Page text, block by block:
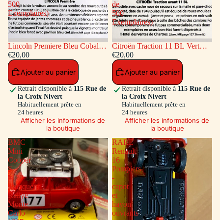
500
Exemplaires)
Lincoln Premiere Bleu Cobalt
(Série de 500 Exemplaires)
€20,00
Ajouter au panier
Retrait disponible à 115 Rue de
la Croix Nivert
Habituellement prête en
24 heures
Afficher les informations de
la boutique
de
500
Exemplaires)
Citroën Traction 11 BL Vert
(Série de 500 Exemplaires)
€20,00
Ajouter au panier
Retrait disponible à 115 Rue de
la Croix Nivert
Habituellement prête en
24 heures
Afficher les informations de
la boutique
BMC
Mini
Cooper
S
#177
Vainqueur
Rallye
Monte
Carlo
RARE
Renault
16
Pompiers
-
capot
et
hayon
ouvrants